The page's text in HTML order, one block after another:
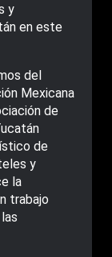
y
en este
del
Mexicana
de
de
y
la
trabajo